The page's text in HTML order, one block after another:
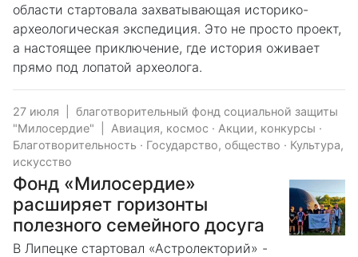
области стартовала захватывающая историко-
археологическая экспедиция. Это не просто проект,
а настоящее приключение, где история оживает
прямо под лопатой археолога.
27 июля
благотворительный фонд социальной защиты
"Милосердие"
Авиация, космос · Акции, конкурсы ·
Благотворительность · Государство, общество · Культура,
искусство
Фонд «Милосердие»
расширяет горизонты
полезного семейного досуга
В Липецке стартовал «Астролекторий» -